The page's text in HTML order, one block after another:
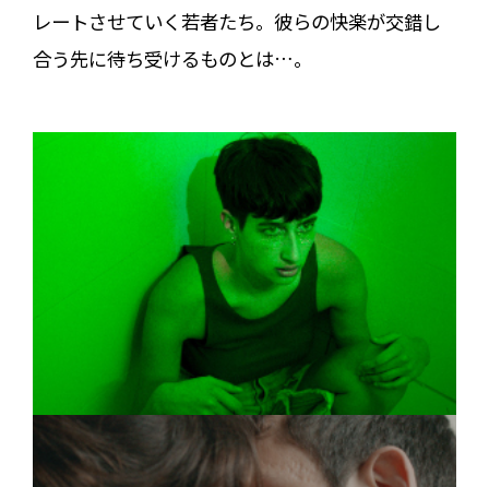
レートさせていく若者たち。彼らの快楽が交錯し
合う先に待ち受けるものとは…。